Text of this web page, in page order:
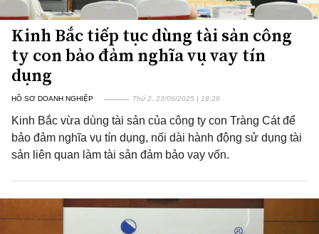
Kinh Bắc tiếp tục dùng tài sản công
ty con bảo đảm nghĩa vụ vay tín
dụng
HỒ SƠ DOANH NGHIỆP Thứ 2, 23/06/2025 | 18:28
Kinh Bắc vừa dùng tài sản của công ty con Tràng Cát để
bảo đảm nghĩa vụ tín dụng, nối dài hành động sử dụng tài
sản liên quan làm tài sản đảm bảo vay vốn.